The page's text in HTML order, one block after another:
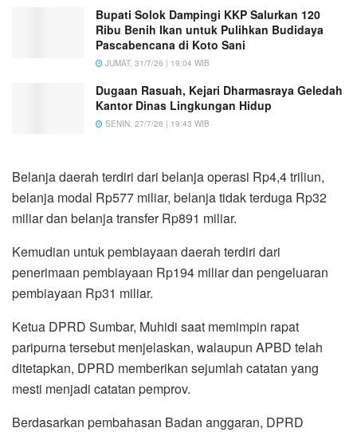
Bupati Solok Dampingi KKP Salurkan 120
Ribu Benih Ikan untuk Pulihkan Budidaya
Pascabencana di Koto Sani
JUMAT, 31/7/26 | 19:04 WIB
Dugaan Rasuah, Kejari Dharmasraya Geledah
Kantor Dinas Lingkungan Hidup
SENIN, 27/7/26 | 19:43 WIB
Belanja daerah terdiri dari belanja operasi Rp4,4 triliun,
belanja modal Rp577 miliar, belanja tidak terduga Rp32
miliar dan belanja transfer Rp891 miliar.
Kemudian untuk pembiayaan daerah terdiri dari
penerimaan pembiayaan Rp194 miliar dan pengeluaran
pembiayaan Rp31 miliar.
Ketua DPRD Sumbar, Muhidi saat memimpin rapat
paripurna tersebut menjelaskan, walaupun APBD telah
ditetapkan, DPRD memberikan sejumlah catatan yang
mesti menjadi catatan pemprov.
Berdasarkan pembahasan Badan anggaran, DPRD